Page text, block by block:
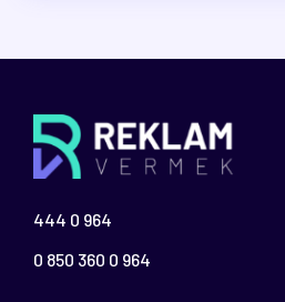
444 0 964
0 850 360 0 964